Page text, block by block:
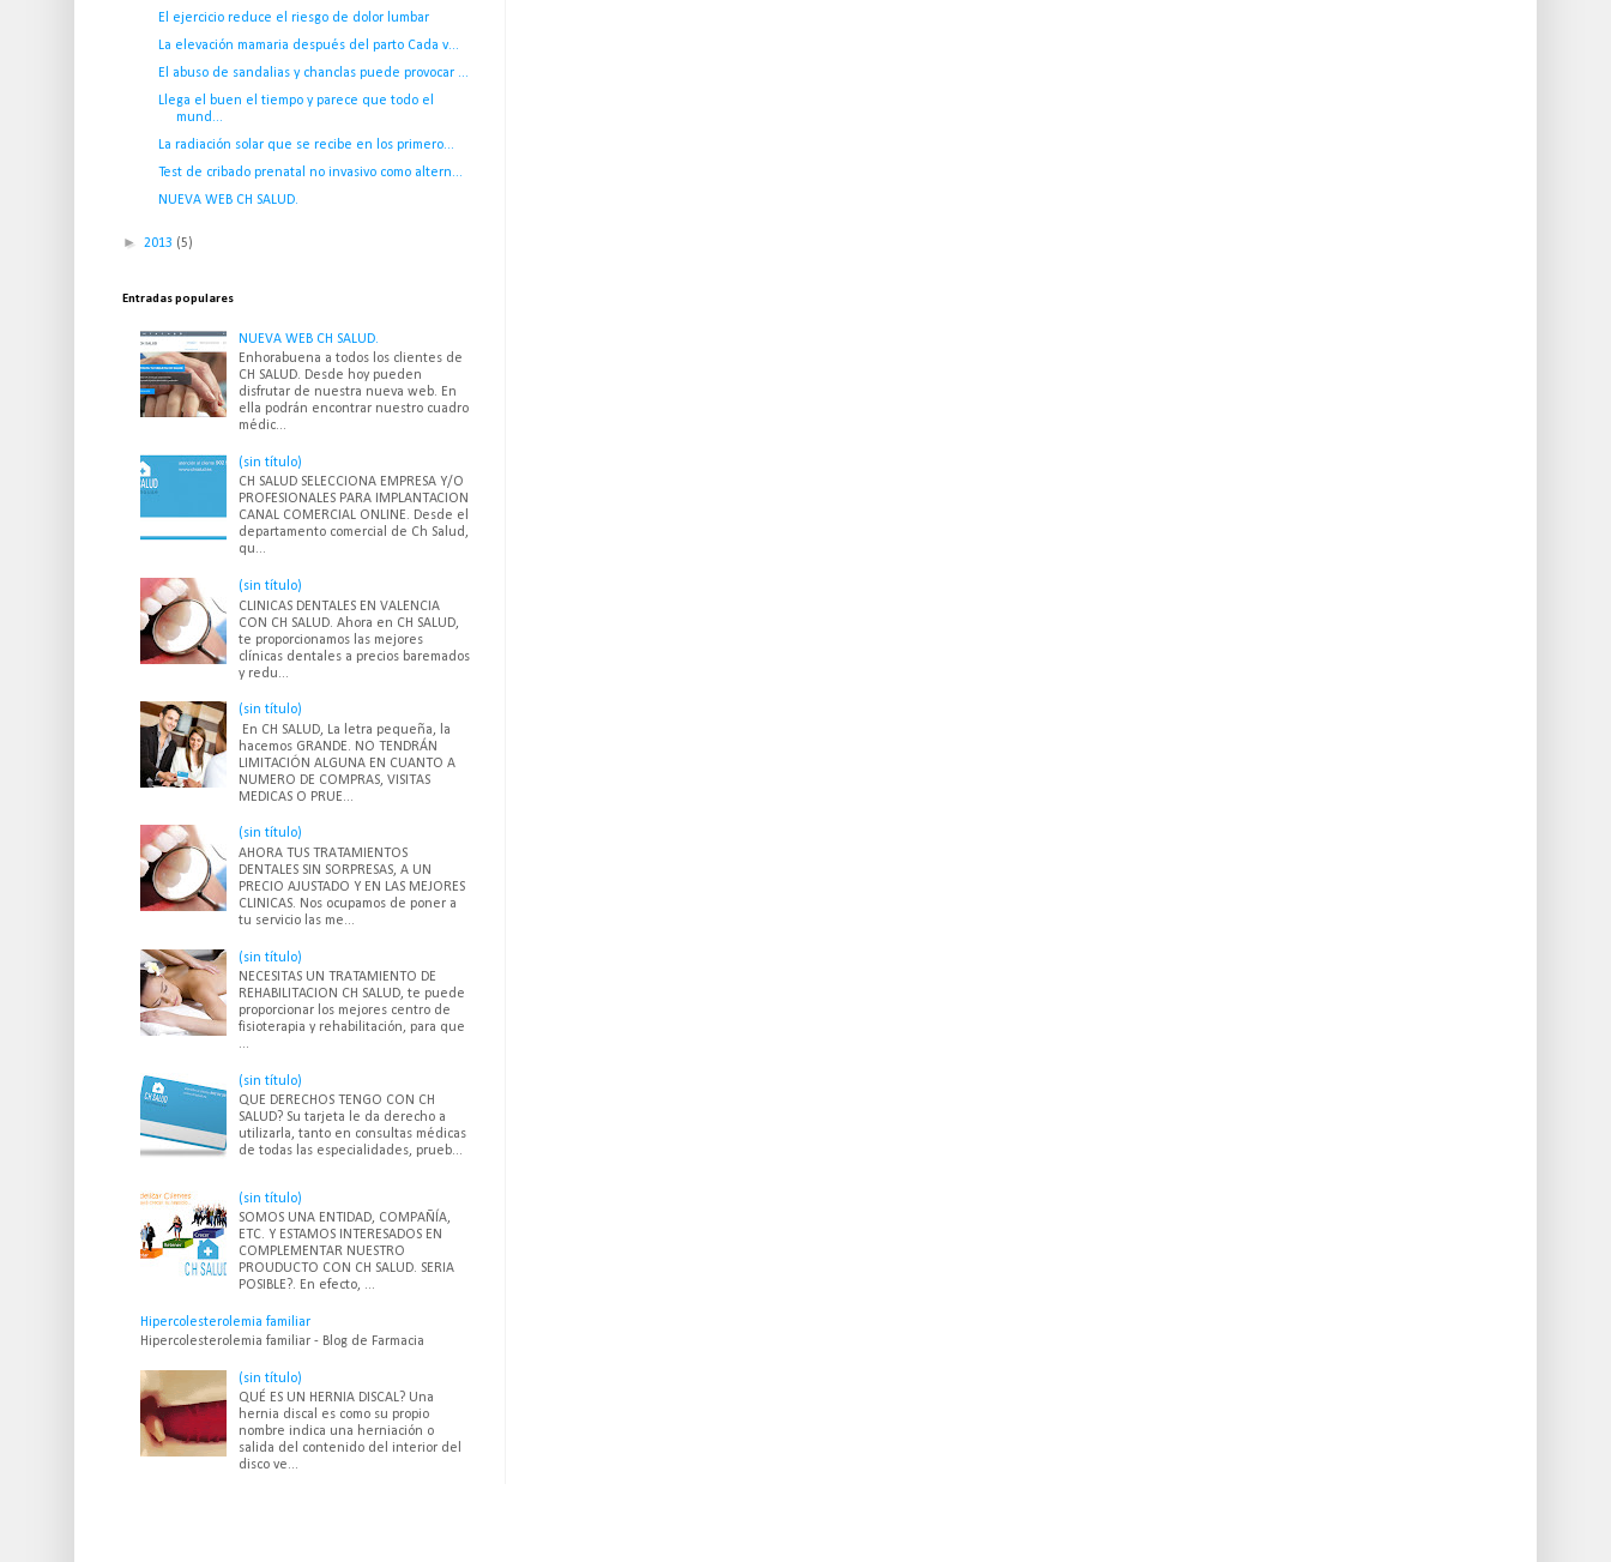
El ejercicio reduce el riesgo de dolor lumbar
La elevación mamaria después del parto Cada v...
El abuso de sandalias y chanclas puede provocar ...
Llega el buen el tiempo y parece que todo el
mund...
La radiación solar que se recibe en los primero...
Test de cribado prenatal no invasivo como altern...
NUEVA WEB CH SALUD.
► 2013 (5)
Entradas populares
NUEVA WEB CH SALUD.
Enhorabuena a todos los clientes de
CH SALUD. Desde hoy pueden
disfrutar de nuestra nueva web. En
ella podrán encontrar nuestro cuadro
médic...
(sin título)
CH SALUD SELECCIONA EMPRESA Y/O
PROFESIONALES PARA IMPLANTACION
CANAL COMERCIAL ONLINE. Desde el
departamento comercial de Ch Salud,
qu...
(sin título)
CLINICAS DENTALES EN VALENCIA
CON CH SALUD. Ahora en CH SALUD,
te proporcionamos las mejores
clínicas dentales a precios baremados
y redu...
(sin título)
En CH SALUD, La letra pequeña, la
hacemos GRANDE. NO TENDRÁN
LIMITACIÓN ALGUNA EN CUANTO A
NUMERO DE COMPRAS, VISITAS
MEDICAS O PRUE...
(sin título)
AHORA TUS TRATAMIENTOS
DENTALES SIN SORPRESAS, A UN
PRECIO AJUSTADO Y EN LAS MEJORES
CLINICAS. Nos ocupamos de poner a
tu servicio las me...
(sin título)
NECESITAS UN TRATAMIENTO DE
REHABILITACION CH SALUD, te puede
proporcionar los mejores centro de
fisioterapia y rehabilitación, para que
...
(sin título)
QUE DERECHOS TENGO CON CH
SALUD? Su tarjeta le da derecho a
utilizarla, tanto en consultas médicas
de todas las especialidades, prueb...
(sin título)
SOMOS UNA ENTIDAD, COMPAÑÍA,
ETC. Y ESTAMOS INTERESADOS EN
COMPLEMENTAR NUESTRO
PROUDUCTO CON CH SALUD. SERIA
POSIBLE?. En efecto, ...
Hipercolesterolemia familiar
Hipercolesterolemia familiar - Blog de Farmacia
(sin título)
QUÉ ES UN HERNIA DISCAL? Una
hernia discal es como su propio
nombre indica una herniación o
salida del contenido del interior del
disco ve...